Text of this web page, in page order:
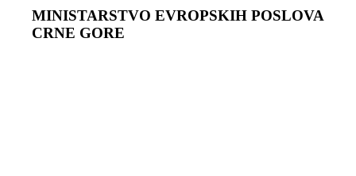
MINISTARSTVO EVROPSKIH POSLOVA
CRNЕ GORЕ